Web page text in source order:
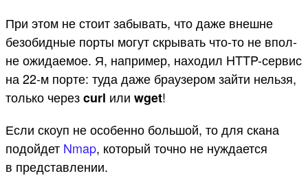
При этом не сто­ит забывать, что даже внеш­не
безобид­ные пор­ты могут скры­вать что‑то не впол­
не ожи­даемое. Я, нап­ример, находил HTTP-сер­вис
на 22-м пор­те: туда даже бра­узе­ром зай­ти нель­зя,
толь­ко черезcurl или wget!
Ес­ли ско­уп не осо­бен­но боль­шой, то для ска­на
подой­дет Nmap, который точ­но не нуж­дает­ся
в пред­став­лении.